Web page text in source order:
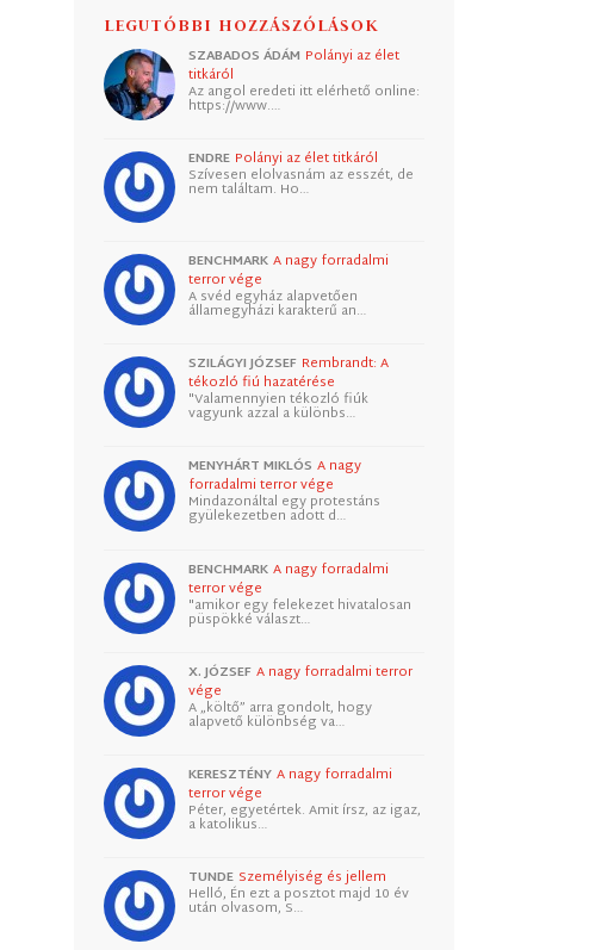
LEGUTÓBBI HOZZÁSZÓLÁSOK
SZABADOS ÁDÁM Polányi az élet
titkáról
Az angol eredeti itt elérhető online:
https://www.…
ENDRE Polányi az élet titkáról
Szívesen elolvasnám az esszét, de
nem találtam. Ho…
BENCHMARK A nagy forradalmi
terror vége
A svéd egyház alapvetően
államegyházi karakterű an…
SZILÁGYI JÓZSEF Rembrandt: A
tékozló fiú hazatérése
"Valamennyien tékozló fiúk
vagyunk azzal a különbs…
MENYHÁRT MIKLÓS A nagy
forradalmi terror vége
Mindazonáltal egy protestáns
gyülekezetben adott d…
BENCHMARK A nagy forradalmi
terror vége
"amikor egy felekezet hivatalosan
püspökké választ…
X. JÓZSEF A nagy forradalmi terror
vége
A „költő” arra gondolt, hogy
alapvető különbség va…
KERESZTÉNY A nagy forradalmi
terror vége
Péter, egyetértek. Amit írsz, az igaz,
a katolikus…
TUNDE Személyiség és jellem
Helló, Én ezt a posztot majd 10 év
után olvasom, S…